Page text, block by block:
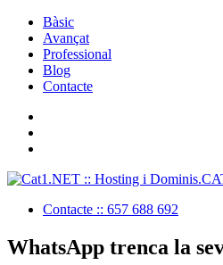
Bàsic
Avançat
Professional
Blog
Contacte
Contacte :: 657 688 692
WhatsApp trenca la